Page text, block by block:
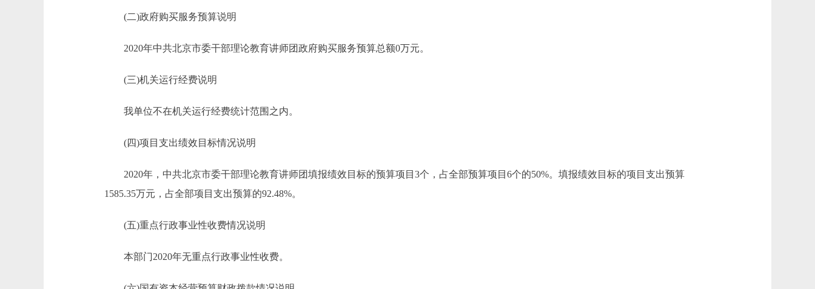
(二)政府购买服务预算说明
2020年中共北京市委干部理论教育讲师团政府购买服务预算总额0万元。
(三)机关运行经费说明
我单位不在机关运行经费统计范围之内。
(四)项目支出绩效目标情况说明
2020年，中共北京市委干部理论教育讲师团填报绩效目标的预算项目3个，占全部预算项目6个的50%。填报绩效目标的项目支出预算
1585.35万元，占全部项目支出预算的92.48%。
(五)重点行政事业性收费情况说明
本部门2020年无重点行政事业性收费。